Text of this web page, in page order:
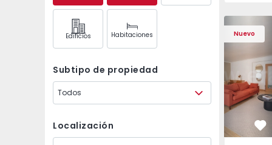
Edifícios Habitaciones
Subtipo de propiedad
Todos
Localización
64
72
2
Nuevo
Apartamento T4